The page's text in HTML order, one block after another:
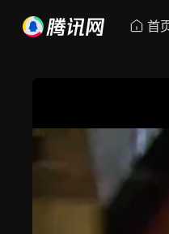
首